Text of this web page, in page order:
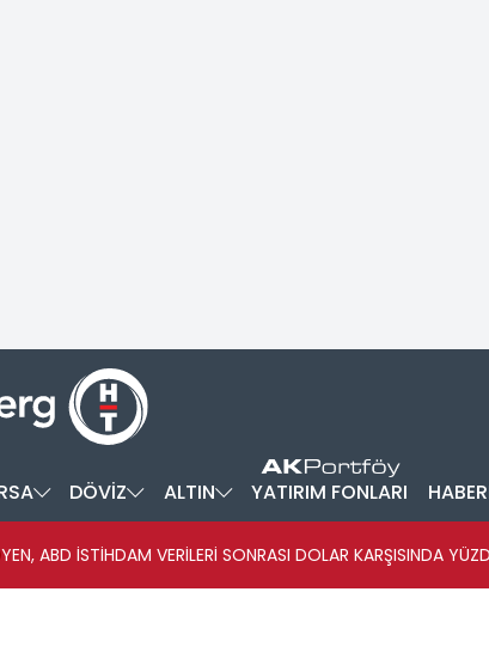
DÖVİZ ALTIN YATIRIM FONLARI
YEN, ABD İSTİHDAM VERİLERİ SONRASI DOLAR KARŞISINDA